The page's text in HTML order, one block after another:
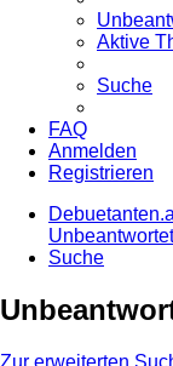
Aktive
Suche
FAQ
Anmelden
Registrieren
Suche